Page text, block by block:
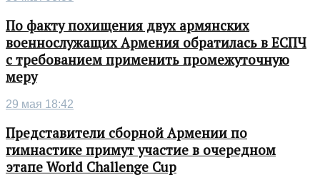
По факту похищения двух армянских
военнослужащих Армения обратилась в ЕСПЧ
с требованием применить промежуточную
меру
29 мая 18:42
Представители сборной Армении по
гимнастике примут участие в очередном
этапе World Challenge Cup